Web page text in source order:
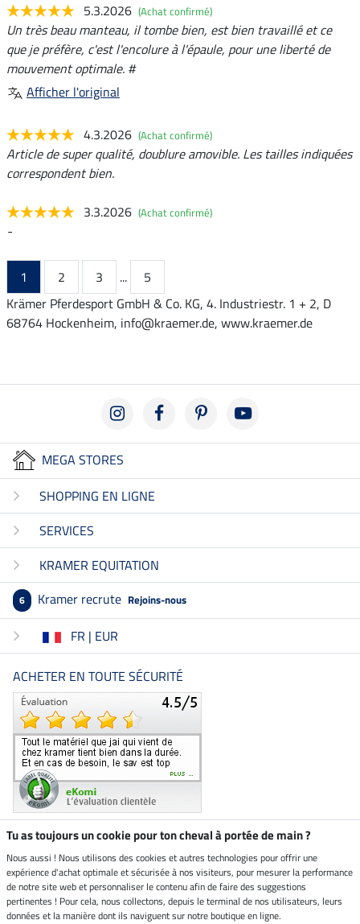
5.3.2026 (Achat confirmé)
Un très beau manteau, il tombe bien, est bien travaillé et ce
que je préfère, c'est l'encolure à l'épaule, pour une liberté de
mouvement optimale. #
Afficher l'original
4.3.2026 (Achat confirmé)
Article de super qualité, doublure amovible. Les tailles indiquées
correspondent bien.
3.3.2026 (Achat confirmé)
-
1 2 3 ...
5
Krämer Pferdesport GmbH & Co. KG, 4. Industriestr. 1 + 2, D
68764 Hockenheim, info@kraemer.de, www.kraemer.de
MEGA STORES
SHOPPING EN LIGNE
SERVICES
KRAMER EQUITATION
6 Kramer recrute Rejoins-nous
FR | EUR
ACHETER EN TOUTE SÉCURITÉ
Boutique climatiquement
neutre
Livraison par
Tu as toujours un cookie pour ton cheval à portée de main ?
Nous aussi ! Nous utilisons des cookies et autres technologies pour offrir une
expérience d'achat optimale et sécurisée à nos visiteurs, pour mesurer la performance
de notre site web et personnaliser le contenu afin de faire des suggestions
pertinentes ! Pour cela, nous collectons, depuis le terminal de nos utilisateurs, leurs
données et la manière dont ils naviguent sur notre boutique en ligne.